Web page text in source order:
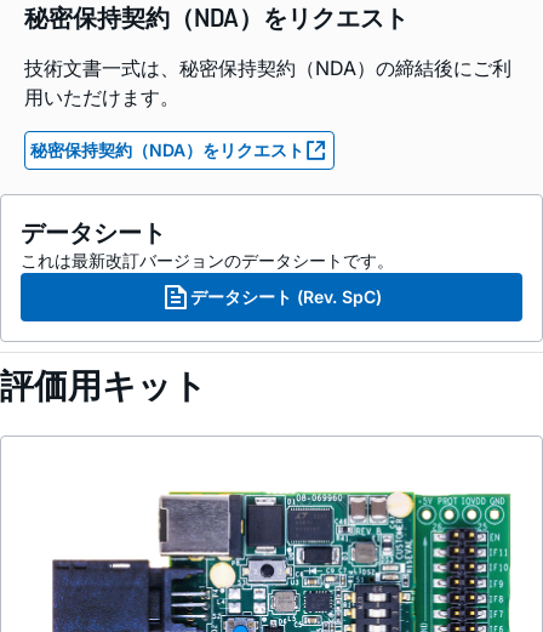
秘密保持契約（NDA）をリクエスト
技術文書一式は、秘密保持契約（NDA）の締結後にご利
用いただけます。
秘密保持契約（NDA）をリクエスト
データシート
これは最新改訂バージョンのデータシートです。
データシート (Rev. SpC)
評価用キット